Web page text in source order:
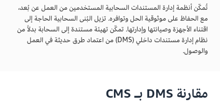
تُمكّن أنظمة إدارة المستندات السحابية المستخدمين من العمل عن بُعد،
مع الحفاظ على موثوقية الحل وتوافره. تزيل البُنى السحابية الحاجة إلى
اقتناء الأجهزة وصيانتها وإدارتها. تمكّن تهيئة مستندة إلى السحابة بدلاً من
نظام إدارة مستندات داخلي (DMS) من اعتماد طرق حديثة في العمل
والوصول.
مقارنة DMS بـ CMS